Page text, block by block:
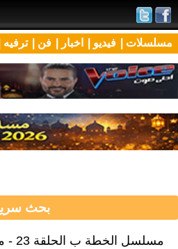
مسلسلات | فيديو | اخبار | فن | ترفيه |
مسلسل الخطة ب الحلقة 23 - مسلسلات رمضان 2024